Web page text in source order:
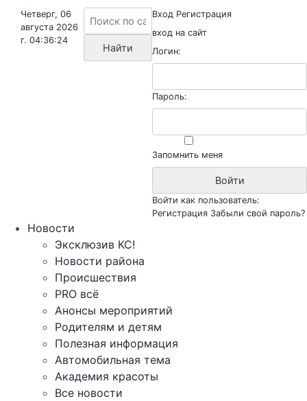
Четверг, 06
августа 2026
г. 04:36:24
Вход Регистрация
вход на сайт
Логин:
Пароль:
Запомнить меня
Войти как пользователь:
Регистрация Забыли свой пароль?
Новости
Эксклюзив КС!
Новости района
Происшествия
PRO всё
Анонсы мероприятий
Родителям и детям
Полезная информация
Автомобильная тема
Академия красоты
Все новости